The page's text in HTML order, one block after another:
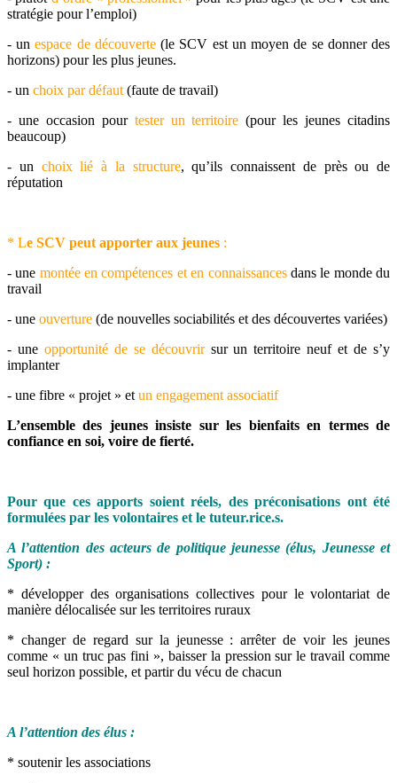
stratégie pour l’emploi)
- un espace de découverte(le SCV est un moyen de se donner des
horizons) pour les plus jeunes.
- un choix par défaut (faute de travail)
- une occasion pourtester un territoire(pour les jeunes citadins
beaucoup)
- un choix lié à la structure, qu’ils connaissent de près ou de
réputation
* Le SCV peut apporter aux jeunes :
- une montée en compétences et en connaissancesdans le monde du
travail
- une ouverture (de nouvelles sociabilités et des découvertes variées)
- uneopportunité de se découvrirsur un territoire neuf et de s’y
implanter
- une fibre « projet » et un engagement associatif
L’ensemble des jeunes insiste sur les bienfaits en termes de
confiance en soi, voire de fierté.
Pour que ces apports soient réels, des préconisations ont été
formulées par les volontaires et le tuteur.rice.s.
A l’attention des acteurs de politique jeunesse (élus, Jeunesse et
Sport) :
* développer des organisations collectives pour le volontariat de
manière délocalisée sur les territoires ruraux
* changer de regard sur la jeunesse : arrêter de voir les jeunes
comme « un truc pas fini », baisser la pression sur le travail comme
seul horizon possible, et partir du vécu de chacun
A l’attention des élus :
* soutenir les associations